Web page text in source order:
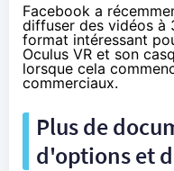
Facebook a
diffuser des vidéos à
format intéressant
Oculus VR et son
lorsque cela
commerciaux.
Plus de
d'options et